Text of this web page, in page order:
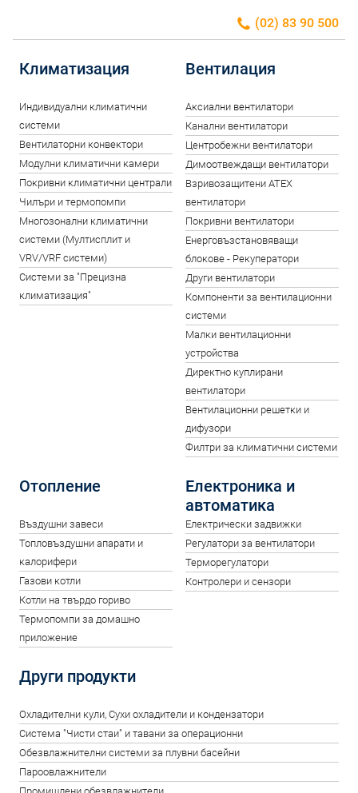
(02) 83 90 500
Климатизация
Индивидуални климатични
системи
Вентилаторни конвектори
Модулни климатични камери
Покривни климатични централи
Чилъри и термопомпи
Многозонални климатични
системи (Мултисплит и
VRV/VRF системи)
Системи за "Прецизна
климатизация"
Вентилация
Аксиални вентилатори
Канални вентилатори
Центробежни вентилатори
Димоотвеждащи вентилатори
Взривозащитени ATEX
вентилатори
Покривни вентилатори
Енерговъзстановяващи
блокове - Рекуператори
Други вентилатори
Компоненти за вентилационни
системи
Малки вентилационни
устройства
Директно куплирани
вентилатори
Вентилационни решетки и
дифузори
Филтри за климатични системи
Отопление
Въздушни завеси
Топловъздушни апарати и
калорифери
Газови котли
Котли на твърдо гориво
Термопомпи за домашно
приложение
Електроника и
автоматика
Електрически задвижки
Регулатори за вентилатори
Терморегулатори
Контролери и сензори
Други продукти
Oхладителни кули, Сухи охладители и кондензатори
Система "Чисти стаи" и тавани за операционни
Обезвлажнителни системи за плувни басейни
Пароовлажнители